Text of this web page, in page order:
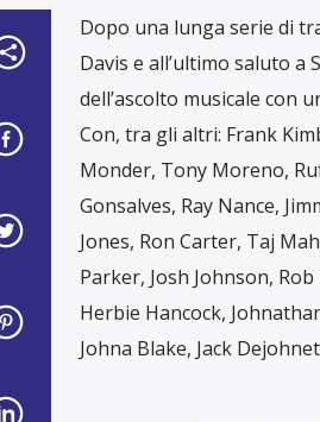
Dopo una lunga serie di
Davis e all’ultimo saluto a
dell’ascolto musicale con
Con, tra gli altri: Frank
Monder, Tony Moreno,
Gonsalves, Ray Nance,
Jones, Ron Carter, Taj
Parker, Josh Johnson,
Herbie Hancock,
Johna Blake, Jack